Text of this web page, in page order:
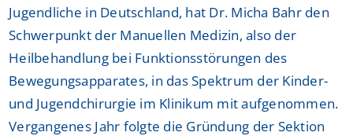
Jugendliche in Deutschland, hat Dr. Micha Bahr den
Schwerpunkt der Manuellen Medizin, also der
Heilbehandlung bei Funktionsstörungen des
Bewegungsapparates, in das Spektrum der Kinder-
und Jugendchirurgie im Klinikum mit aufgenommen.
Vergangenes Jahr folgte die Gründung der Sektion